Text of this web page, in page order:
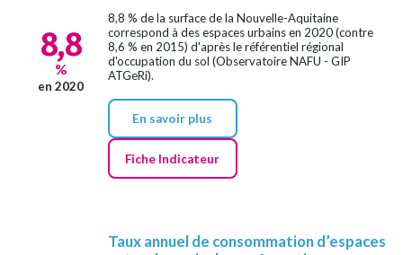
8,8
%
en 2020
8,8 % de la surface de la Nouvelle-Aquitaine
correspond à des espaces urbains en 2020 (contre
8,6 % en 2015) d'après le référentiel régional
d'occupation du sol (Observatoire NAFU - GIP
ATGeRi).
En savoir plus
Fiche Indicateur
Taux annuel de consommation d’espaces